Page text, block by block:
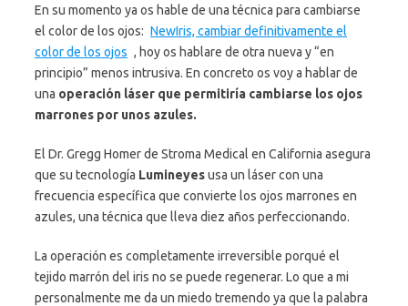
En su momento ya os hable de una técnica para cambiarse
el color de los ojos: NewIris, cambiar definitivamente el
color de los ojos , hoy os hablare de otra nueva y “en
principio” menos intrusiva. En concreto os voy a hablar de
una operación láser que permitiría cambiarse los ojos
marrones por unos azules.
El Dr. Gregg Homer de Stroma Medical en California asegura
que su tecnología Lumineyesusa un láser con una
frecuencia específica que convierte los ojos marrones en
azules, una técnica que lleva diez años perfeccionando.
La operación es completamente irreversible porqué el
tejido marrón del iris no se puede regenerar. Lo que a mi
personalmente me da un miedo tremendo ya que la palabra